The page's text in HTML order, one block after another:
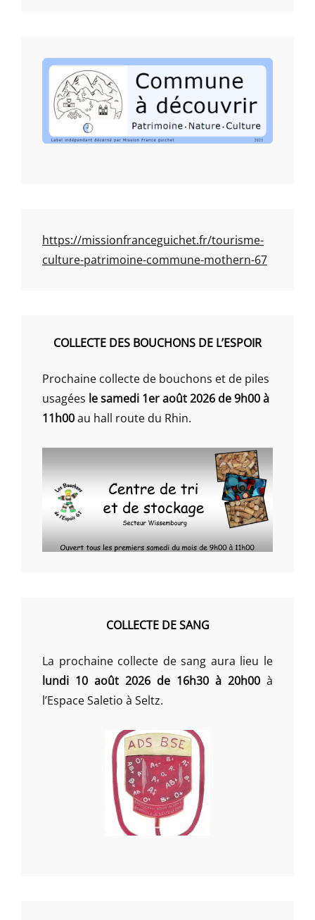
https://missionfranceguichet.fr/tourisme-
culture-patrimoine-commune-mothern-67
COLLECTE DES BOUCHONS DE L’ESPOIR
Prochaine collecte de bouchons et de piles
usagées le samedi 1er août 2026 de 9h00 à
11h00au hall route du Rhin.
COLLECTE DE SANG
La prochaine collecte de sang aura lieu le
lundi 10 août 2026 de 16h30 à 20h00 à
l’Espace Saletio à Seltz.